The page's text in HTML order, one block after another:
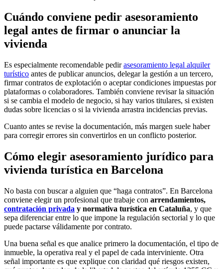
Cuándo conviene pedir asesoramiento
legal antes de firmar o anunciar la
vivienda
Es especialmente recomendable pedirasesoramiento legal alquiler
turístico antes de publicar anuncios, delegar la gestión a un tercero,
firmar contratos de explotación o aceptar condiciones impuestas por
plataformas o colaboradores. También conviene revisar la situación
si se cambia el modelo de negocio, si hay varios titulares, si existen
dudas sobre licencias o si la vivienda arrastra incidencias previas.
Cuanto antes se revise la documentación, más margen suele haber
para corregir errores sin convertirlos en un conflicto posterior.
Cómo elegir asesoramiento jurídico para
vivienda turística en Barcelona
No basta con buscar a alguien que “haga contratos”. En Barcelona
conviene elegir un profesional que trabaje con arrendamientos,
contratación privada y normativa turística en Cataluña, y que
sepa diferenciar entre lo que impone la regulación sectorial y lo que
puede pactarse válidamente por contrato.
Una buena señal es que analice primero la documentación, el tipo de
inmueble, la operativa real y el papel de cada interviniente. Otra
señal importante es que explique con claridad qué riesgos existen,